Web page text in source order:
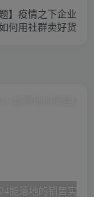
】疫情之下企业
何用社群卖好货
能落地的销售实战